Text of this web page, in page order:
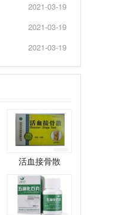
2021-03-19
2021-03-19
2021-03-19
活血接骨散